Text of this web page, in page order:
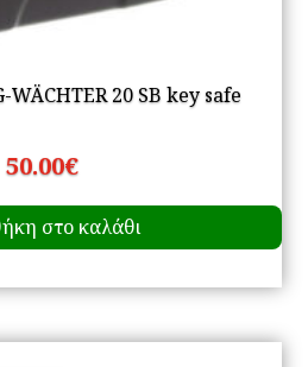
WÄCHTER 20 SB key safe
50.00€
στο καλάθι